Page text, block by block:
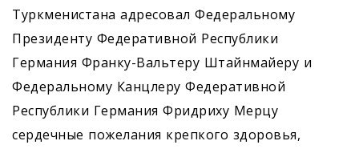
Туркменистана адресовал Федеральному
Президенту Федеративной Республики
Германия Франку-Вальтеру Штайнмайеру и
Федеральному Канцлеру Федеративной
Республики Германия Фридриху Мерцу
сердечные пожелания крепкого здоровья,